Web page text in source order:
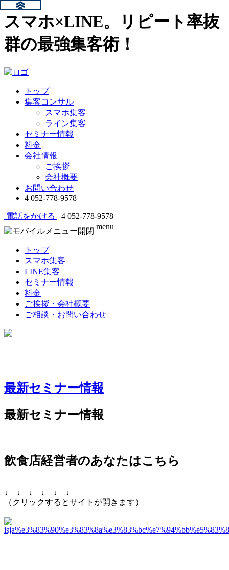
スマホ×LINE。リピート率抜
群の最強集客術！
トップ
集客コンサル
スマホ集客
ライン集客
セミナー情報
料金
会社情報
ご挨拶
会社概要
お問い合わせ
4 052-778-9578
電話をかける 4 052-778-9578
menu
トップ
スマホ集客
LINE集客
セミナー情報
料金
ご挨拶・会社概要
ご相談・お問い合わせ
最新セミナー情報
最新セミナー情報
飲食店経営者のあなたはこちら
↓ ↓ ↓ ↓ ↓ ↓
（クリックするとサイトが開きます）